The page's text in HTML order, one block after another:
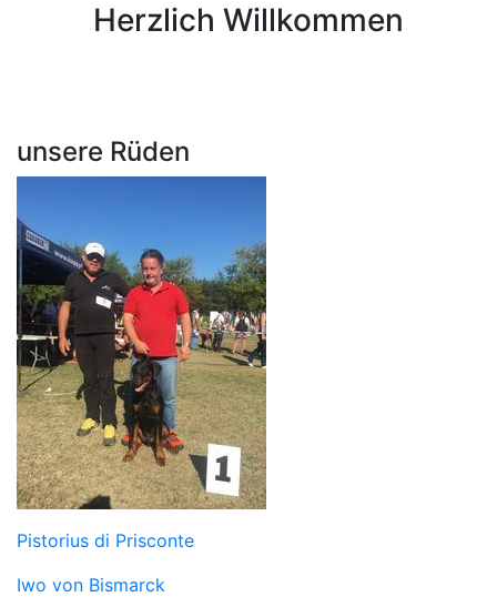
Herzlich Willkommen
unsere Rüden
Pistorius di Prisconte
Iwo von Bismarck